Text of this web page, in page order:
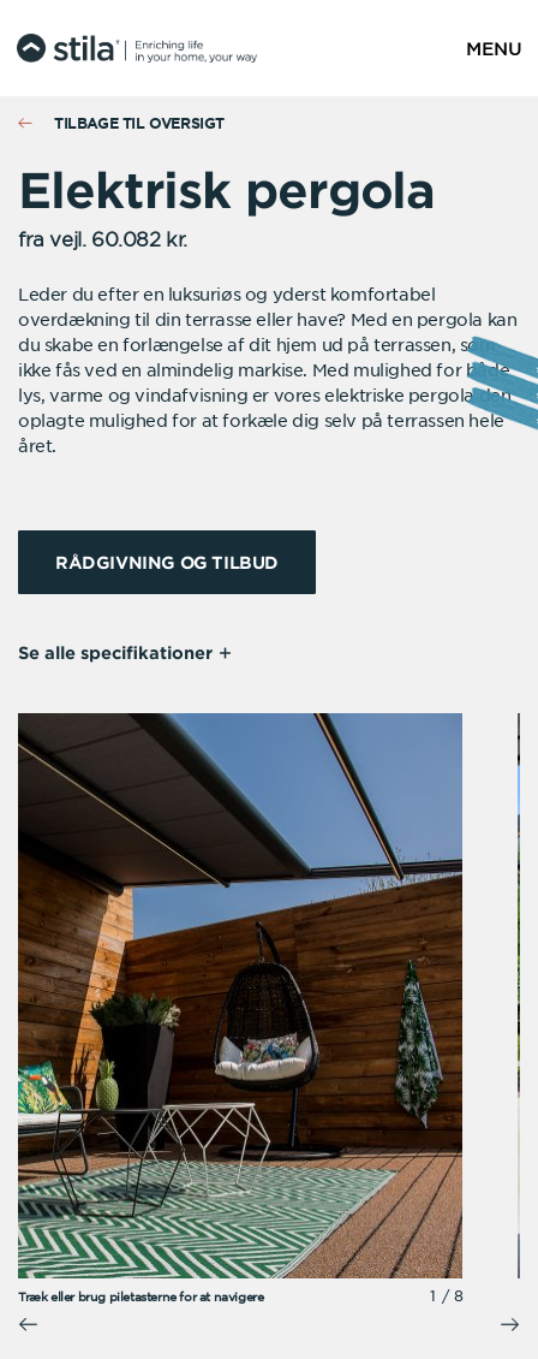
TILBAGE TIL OVERSIGT
Elektrisk pergola
fra vejl. 60.082 kr.
Leder du efter en luksuriøs og yderst komfortabel
overdækning til din terrasse eller have? Med en pergola kan
du skabe en forlængelse af dit hjem ud på terrassen, som
ikke fås ved en almindelig markise. Med mulighed for både
lys, varme og vindafvisning er vores elektriske pergola den
oplagte mulighed for at forkæle dig selv på terrassen hele
året.
RÅDGIVNING OG TILBUD
Se alle specifikationer
Træk eller brug piletasterne for at navigere 1/8
MENU